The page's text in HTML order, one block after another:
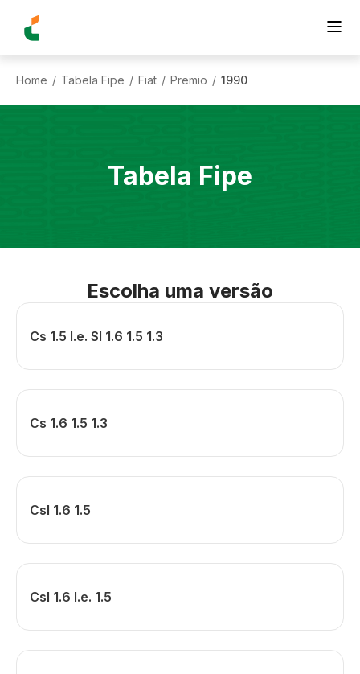
Home / Tabela Fipe / Fiat / Premio / 1990
Tabela Fipe
Escolha uma versão
Cs 1.5 I.e. Sl 1.6 1.5 1.3
Cs 1.6 1.5 1.3
Csl 1.6 1.5
Csl 1.6 I.e. 1.5